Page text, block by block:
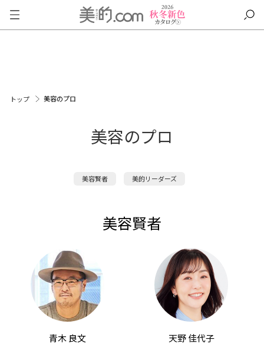
トップ 美容のプロ
美容のプロ
美容賢者 美的リーダーズ
美容賢者
青木 良文 天野 佳代子